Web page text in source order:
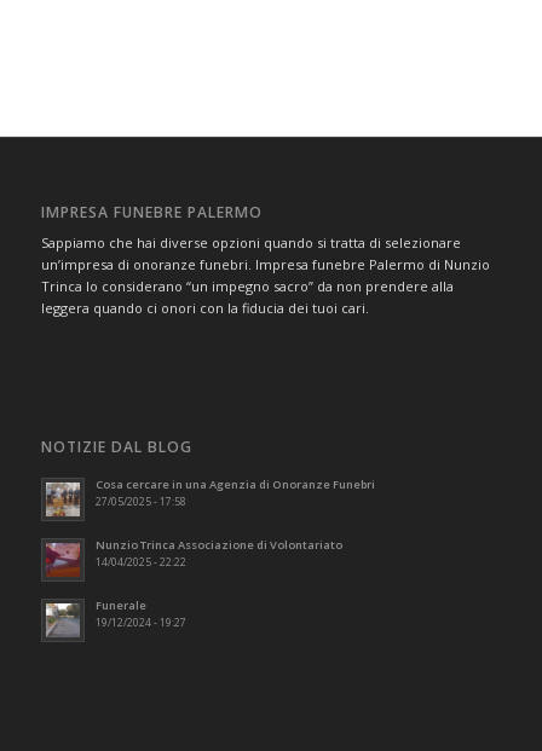
IMPRESA FUNEBRE PALERMO
Sappiamo che hai diverse opzioni quando si tratta di selezionare
un’impresa di onoranze funebri. Impresa funebre Palermo di Nunzio
Trinca lo considerano “un impegno sacro” da non prendere alla
leggera quando ci onori con la fiducia dei tuoi cari.
NOTIZIE DAL BLOG
Cosa cercare in una Agenzia di Onoranze Funebri
27/05/2025 - 17:58
Nunzio Trinca Associazione di Volontariato
14/04/2025 - 22:22
Funerale
19/12/2024 - 19:27